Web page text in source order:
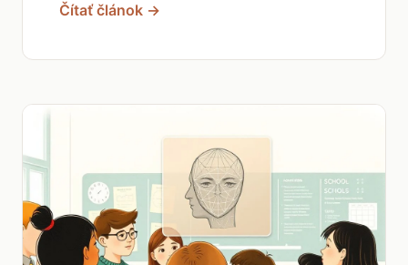
Čítať článok →